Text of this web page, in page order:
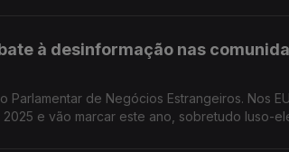
à desinformação nas
Parlamentar de Negócios Estrangeiros. Nos
e vão marcar este ano, sobretudo luso-